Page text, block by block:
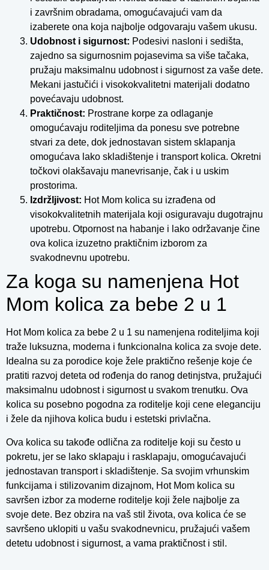
i završnim obradama, omogućavajući vam da
izaberete ona koja najbolje odgovaraju vašem ukusu.
Udobnost i sigurnost: Podesivi nasloni i sedišta,
zajedno sa sigurnosnim pojasevima sa više tačaka,
pružaju maksimalnu udobnost i sigurnost za vaše dete.
Mekani jastučići i visokokvalitetni materijali dodatno
povećavaju udobnost.
Praktičnost: Prostrane korpe za odlaganje
omogućavaju roditeljima da ponesu sve potrebne
stvari za dete, dok jednostavan sistem sklapanja
omogućava lako skladištenje i transport kolica. Okretni
točkovi olakšavaju manevrisanje, čak i u uskim
prostorima.
Izdržljivost: Hot Mom kolica su izrađena od
visokokvalitetnih materijala koji osiguravaju dugotrajnu
upotrebu. Otpornost na habanje i lako održavanje čine
ova kolica izuzetno praktičnim izborom za
svakodnevnu upotrebu.
Za koga su namenjena Hot
Mom kolica za bebe 2 u 1
Hot Mom kolica za bebe 2 u 1 su namenjena roditeljima koji
traže luksuzna, moderna i funkcionalna kolica za svoje dete.
Idealna su za porodice koje žele praktično rešenje koje će
pratiti razvoj deteta od rođenja do ranog detinjstva, pružajući
maksimalnu udobnost i sigurnost u svakom trenutku. Ova
kolica su posebno pogodna za roditelje koji cene eleganciju
i žele da njihova kolica budu i estetski privlačna.
Ova kolica su takođe odlična za roditelje koji su često u
pokretu, jer se lako sklapaju i rasklapaju, omogućavajući
jednostavan transport i skladištenje. Sa svojim vrhunskim
funkcijama i stilizovanim dizajnom, Hot Mom kolica su
savršen izbor za moderne roditelje koji žele najbolje za
svoje dete. Bez obzira na vaš stil života, ova kolica će se
savršeno uklopiti u vašu svakodnevnicu, pružajući vašem
detetu udobnost i sigurnost, a vama praktičnost i stil.